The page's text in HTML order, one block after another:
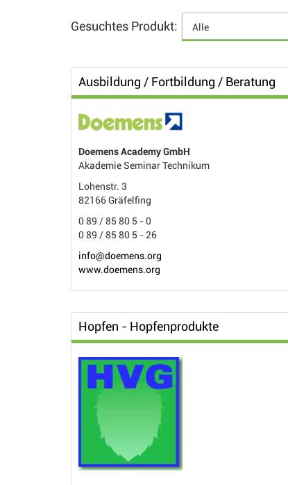
Gesuchtes Produkt:
Ausbildung / Fortbildung / Beratung
Doemens Academy GmbH
Akademie Seminar Technikum
Lohenstr. 3
82166 Gräfelfing
0 89 / 85 80 5 - 0
0 89 / 85 80 5 - 26
info@doemens.org
www.doemens.org
Hopfen - Hopfenprodukte